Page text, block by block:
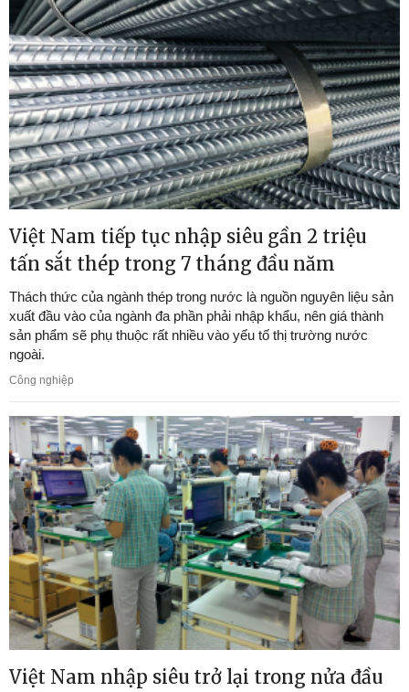
Việt Nam tiếp tục nhập siêu gần 2 triệu
tấn sắt thép trong 7 tháng đầu năm
Thách thức của ngành thép trong nước là nguồn nguyên liệu sản
xuất đầu vào của ngành đa phần phải nhập khẩu, nên giá thành
sản phẩm sẽ phụ thuộc rất nhiều vào yếu tố thị trường nước
ngoài.
Công nghiệp
Việt Nam nhập siêu trở lại trong nửa đầu